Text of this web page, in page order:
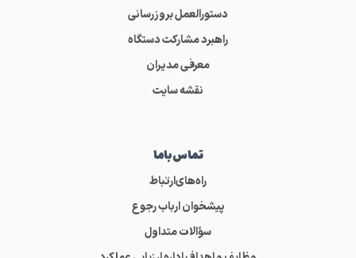
دستورالعمل بروزرسانی
راهبرد مشارکت دستگاه
معرفی مدیران
نقشه سایت
تماس‌باما
راه‌های‌ارتباط
پیشخوان ارباب رجوع
سؤالات متداول